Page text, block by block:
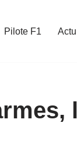
Pilote F1